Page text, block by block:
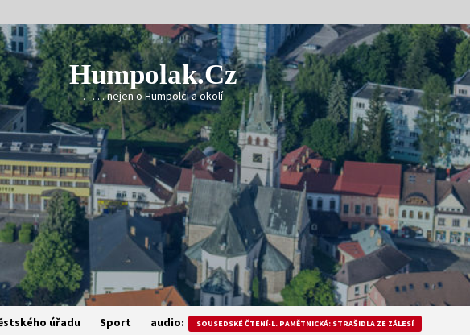
Humpolak.cz
. . . . . nejen o Humpolci a okolí
úřadu Sport audio: SOUSEDSKÉ ČTENÍ-L. PAMĚTNICKÁ: STRAŠIDLA ZE ZÁLESÍ